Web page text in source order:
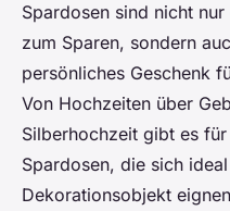
Spardosen sind nicht
zum Sparen, sondern
persönliches Geschenk
Von Hochzeiten über
Silberhochzeit gibt es
Spardosen, die sich
Dekorationsobjekt